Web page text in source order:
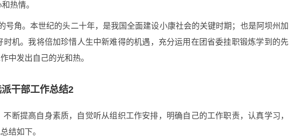
热情。
角。本世纪的头二十年，是我国全面建设小康社会的关键时期；也是阿坝州加
机。我将倍加珍惜人生中新难得的机遇，充分运用在团省委挂职锻炼学到的先
中发出自己的光和热。
派干部工作总结2
断提高自身素质，自觉听从组织工作安排，明确自己的工作职责，认真学习，
结如下。